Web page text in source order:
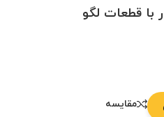
قطعات لگو
مقایسه